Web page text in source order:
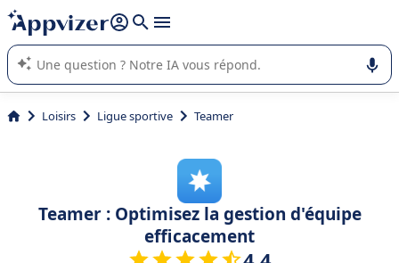
répondre (plusieurs lignes avec
L'IA de Appvizer vous guide dans l'utilisation ou la sélection de
logiciel SaaS en entreprise.
Loisirs Ligue sportive Teamer
Teamer : Optimisez la gestion d'équipe
efficacement